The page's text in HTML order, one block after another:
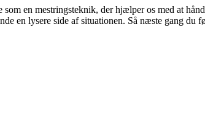
en mestringsteknik, der hjælper os med at
en lysere side af situationen. Så næste gang